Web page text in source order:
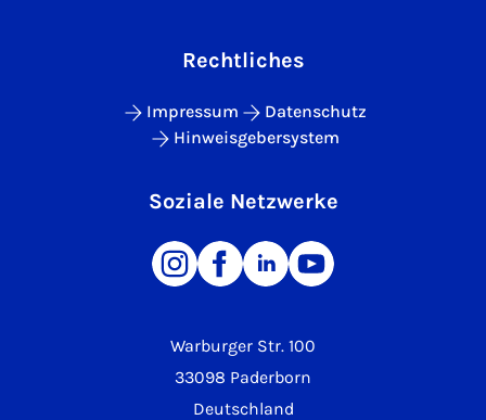
Warburger Str. 100
33098 Paderborn
Deutschland
Rechtliches
Impressum
Datenschutz
Hinweisgebersystem
Soziale Netzwerke